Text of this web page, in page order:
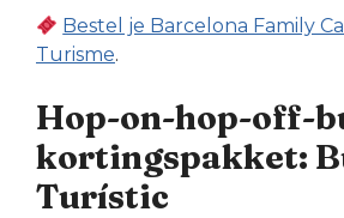
Bestel je Barcelona Family
Turisme.
Hop-on-hop-off-
kortingspakket:
Turístic